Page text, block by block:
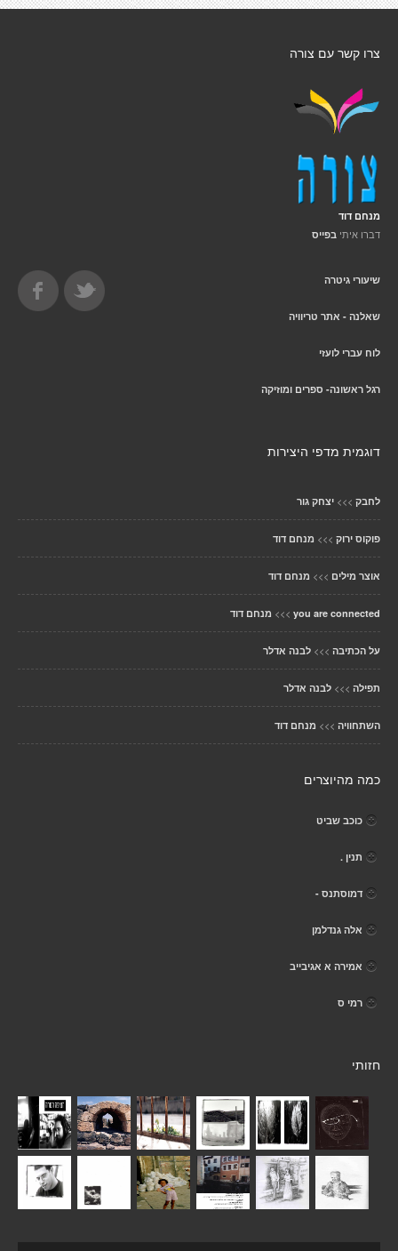
צרו קשר עם צורה
מנחם דוד
דברו איתי בפייס
שיעורי גיטרה
שאלנה - אתר טריוויה
לוח עברי לועזי
רגל ראשונה- ספרים ומוזיקה
דוגמית מדפי היצירות
לחבק >>> יצחק גור
פוקוס ירוק >>> מנחם דוד
אוצר מילים >>> מנחם דוד
you are connected
>>> מנחם דוד
על הכתיבה >>> לבנה אדלר
תפילה >>> לבנה אדלר
השתחוויה >>> מנחם דוד
כמה מהיוצרים
כוכב שביט
תנין .
דמוסתנס -
אלה גנדלמן
אמירה א אגיבייב
רמי ס
חזותי